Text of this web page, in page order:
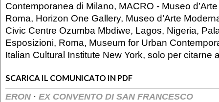
Contemporanea di Milano, MACRO - Museo
Roma, Horizon One Gallery, Museo d’Arte
Civic Centre Ozumba Mbdiwe, Lagos, Nigeria,
Esposizioni, Roma, Museum for Urban
Italian Cultural Institute New York, solo per citarne
SCARICA IL COMUNICATO IN PDF
ERON · EX CONVENTO DI SAN FRANCESCO